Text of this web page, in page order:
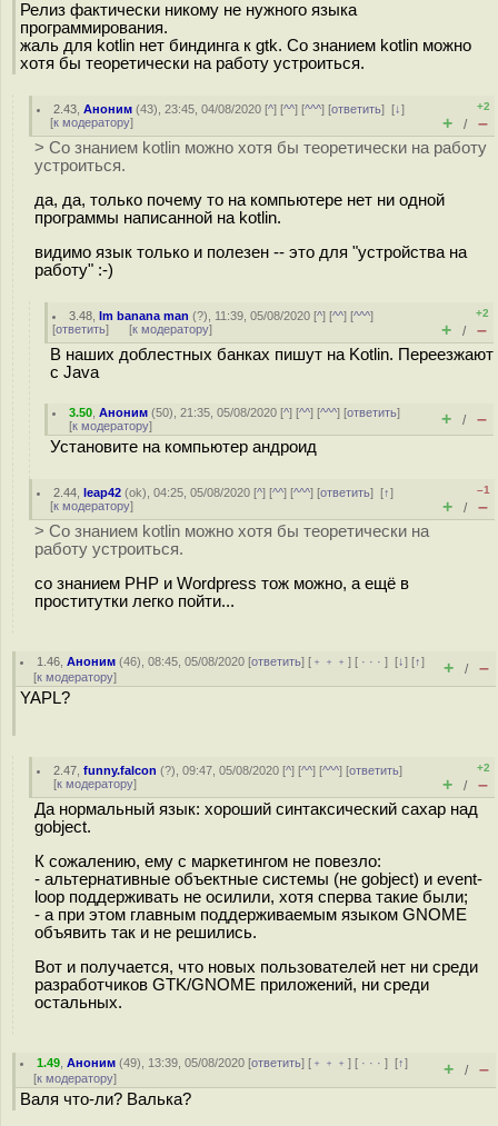
Релиз фактически никому не нужного языка
программирования.
жаль для kotlin нет биндинга к gtk. Со знанием kotlin можно
хотя бы теоретически на работу устроиться.
2.43 ,Аноним (43), 23:45, 04/08/2020 [^] [^^] [^^^] [ответить][↓]
[к модератору]
+2
+ / –
> Со знанием kotlin можно хотя бы теоретически на работу
устроиться.
да, да, только почему то на компьютере нет ни одной
программы написанной на kotlin.
видимо язык только и полезен -- это для "устройства на
работу" :-)
3.48 ,Im banana man (?), 11:39, 05/08/2020 [^] [^^] [^^^]
[ответить] [к модератору]
+2
+ / –
В наших доблестных банках пишут на Kotlin. Переезжают
с Java
3.50 ,Аноним (50), 21:35, 05/08/2020 [^] [^^] [^^^] [ответить]
[к модератору] + / –
Установите на компьютер андроид
2.44 ,leap42 (ok), 04:25, 05/08/2020 [^] [^^] [^^^] [ответить][↑]
[к модератору]
–1
+ / –
> Со знанием kotlin можно хотя бы теоретически на
работу устроиться.
со знанием PHP и Wordpress тож можно, а ещё в
проститутки легко пойти...
1.46 ,Аноним (46), 08:45, 05/08/2020 [ответить] [ ﹢﹢﹢] [ · · ·][↓] [↑]
[к модератору] + / –
YAPL?
2.47 ,funny.falcon (?), 09:47, 05/08/2020 [^] [^^] [^^^] [ответить]
[к модератору]
+2
+ / –
Да нормальный язык: хороший синтаксический сахар над
gobject.
К сожалению, ему с маркетингом не повезло:
- альтернативные объектные системы (не gobject) и event-
loop поддерживать не осилили, хотя сперва такие были;
- а при этом главным поддерживаемым языком GNOME
объявить так и не решились.
Вот и получается, что новых пользователей нет ни среди
разработчиков GTK/GNOME приложений, ни среди
остальных.
1.49 ,Аноним (49), 13:39, 05/08/2020 [ответить] [ ﹢﹢﹢] [ · · ·][↑]
[к модератору] + / –
Валя что-ли? Валька?